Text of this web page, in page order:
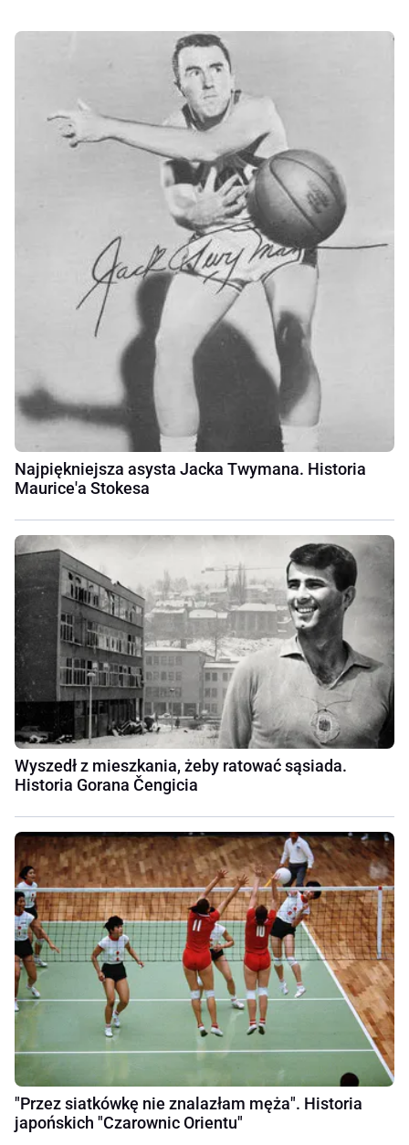
Najpiękniejsza asysta Jacka Twymana. Historia
Maurice'a Stokesa
Wyszedł z mieszkania, żeby ratować sąsiada.
Historia Gorana Čengicia
"Przez siatkówkę nie znalazłam męża". Historia
japońskich "Czarownic Orientu"